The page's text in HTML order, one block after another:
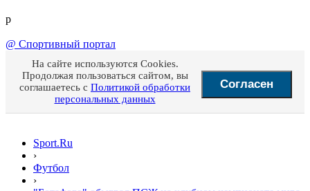
p
@ Спортивный портал
На сайте используются Cookies.
Продолжая пользоваться сайтом, вы
соглашаетесь с Политикой обработки
персональных данных
Согласен
Sport.Ru
›
Футбол
›